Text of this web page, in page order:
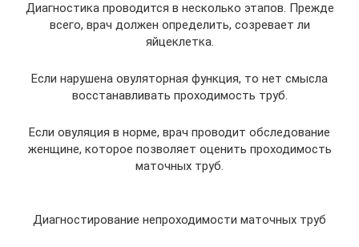
Диагностика проводится в несколько этапов. Прежде
всего, врач должен определить, созревает ли
яйцеклетка.
Если нарушена овуляторная функция, то нет смысла
восстанавливать проходимость труб.
Если овуляция в норме, врач проводит обследование
женщине, которое позволяет оценить проходимость
маточных труб.
Диагностирование непроходимости маточных труб